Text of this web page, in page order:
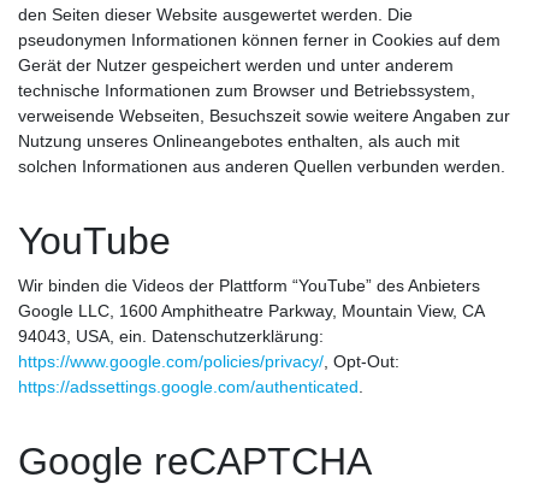
den Seiten dieser Website ausgewertet werden. Die
pseudonymen Informationen können ferner in Cookies auf dem
Gerät der Nutzer gespeichert werden und unter anderem
technische Informationen zum Browser und Betriebssystem,
verweisende Webseiten, Besuchszeit sowie weitere Angaben zur
Nutzung unseres Onlineangebotes enthalten, als auch mit
solchen Informationen aus anderen Quellen verbunden werden.
YouTube
Wir binden die Videos der Plattform “YouTube” des Anbieters
Google LLC, 1600 Amphitheatre Parkway, Mountain View, CA
94043, USA, ein. Datenschutzerklärung:
https://www.google.com/policies/privacy/ , Opt-Out:
https://adssettings.google.com/authenticated
Google reCAPTCHA